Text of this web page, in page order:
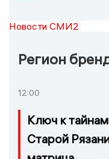
Новости СМИ2
Регион
12:00
Ключ к
Старой